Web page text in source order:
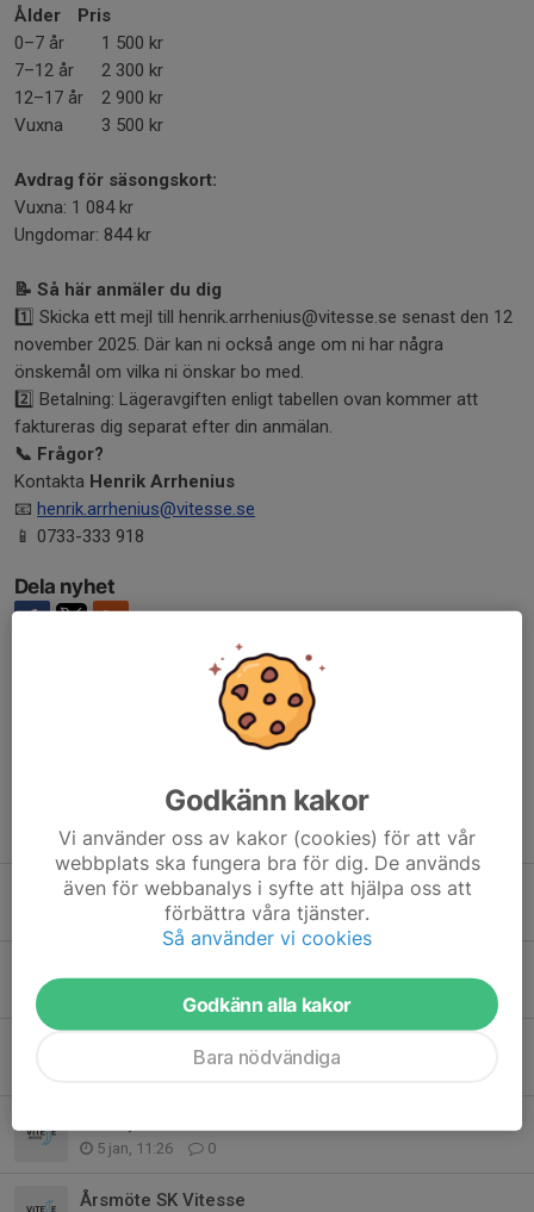
Ålder
Pris
0–7 år
1 500 kr
7–12 år
2 300 kr
12–17 år
2 900 kr
Vuxna
3 500 kr
Avdrag för säsongskort:
Vuxna: 1 084 kr
Ungdomar: 844 kr
📝 Så här anmäler du dig
1️⃣ Skicka ett mejl till henrik.arrhenius@vitesse.se senast den 12
november 2025. Där kan ni också ange om ni har några
önskemål om vilka ni önskar bo med.
2️⃣ Betalning: Lägeravgiften enligt tabellen ovan kommer att
faktureras dig separat efter din anmälan.
📞 Frågor?
Kontakta Henrik Arrhenius
📧 henrik.arrhenius@vitesse.se
📱 0733-333 918
Dela nyhet
Tidigare nyheter
Äntligen Klubbmästerskap!
3 mar, 16:41 0
0
5 jan, 11:26 0
Årsmöte SK Vitesse
Godkänn kakor
Vi använder oss av kakor (cookies) för att vår
webbplats ska fungera bra för dig. De används
även för webbanalys i syfte att hjälpa oss att
förbättra våra tjänster.
Så använder vi cookies
Godkänn alla kakor
Bara nödvändiga